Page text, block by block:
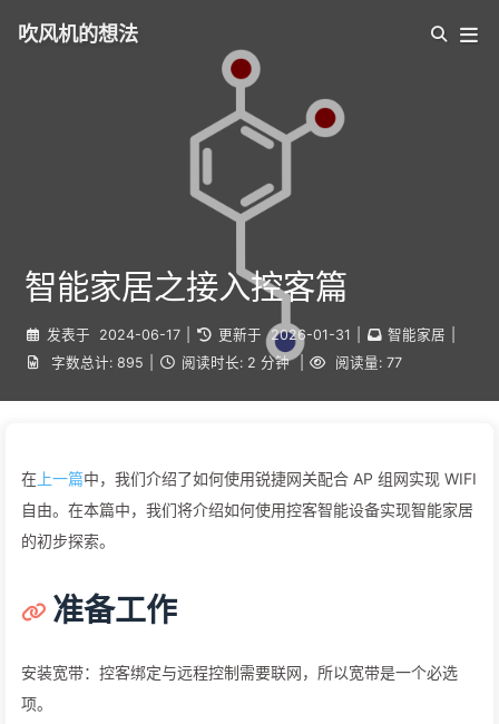
吹风机的想法
智能家居之接入控客篇
发表于 2024-06-17 更新于 2026-01-31 智能家居
字数总计: 895 阅读时长: 2 分钟 | 阅读量: 77
在 上一篇中，我们介绍了如何使用锐捷网关配合 AP 组网实现 WIFI
自由。在本篇中，我们将介绍如何使用控客智能设备实现智能家居
的初步探索。
准备工作
安装宽带：控客绑定与远程控制需要联网，所以宽带是一个必选
项。